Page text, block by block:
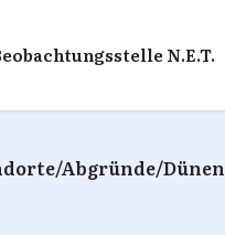
N.E.T.
Abgründe/Dünen